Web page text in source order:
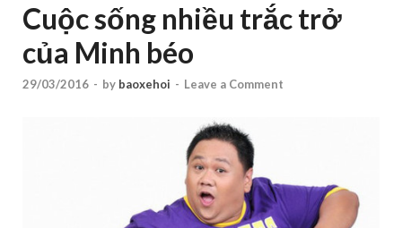
Cuộc sống nhiều trắc trở
của Minh béo
29/03/2016 - by baoxehoi - Leave a Comment